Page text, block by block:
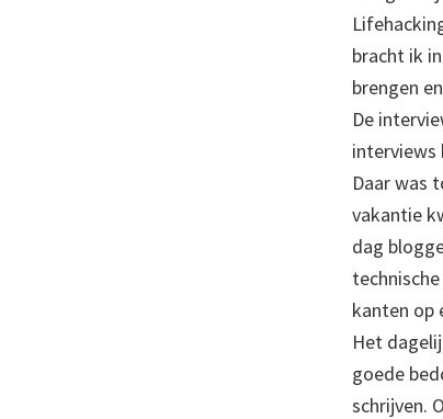
bracht ik
brengen
De
interviews
Daar was
vakantie
dag
kanten op
Het
goede
schrijven.